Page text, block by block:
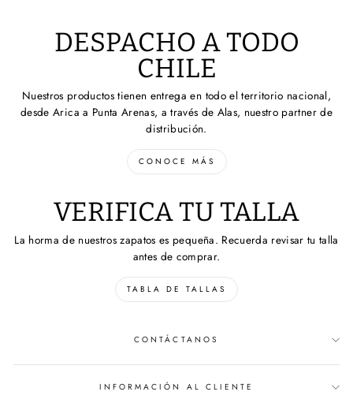
DESPACHO A TODO
CHILE
Nuestros productos tienen entrega en todo el territorio nacional,
desde Arica a Punta Arenas, a través de Alas, nuestro partner de
distribución.
CONOCE MÁS
VERIFICA TU TALLA
La horma de nuestros zapatos es pequeña. Recuerda revisar tu talla
antes de comprar.
TABLA DE TALLAS
CONTÁCTANOS
INFORMACIÓN AL CLIENTE